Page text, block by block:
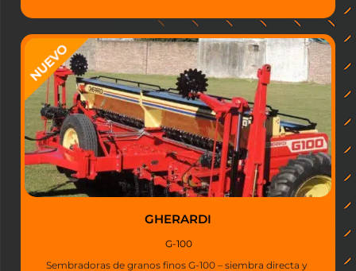
GHERARDI
G-100
Sembradoras de granos finos G-100 – siembra directa y